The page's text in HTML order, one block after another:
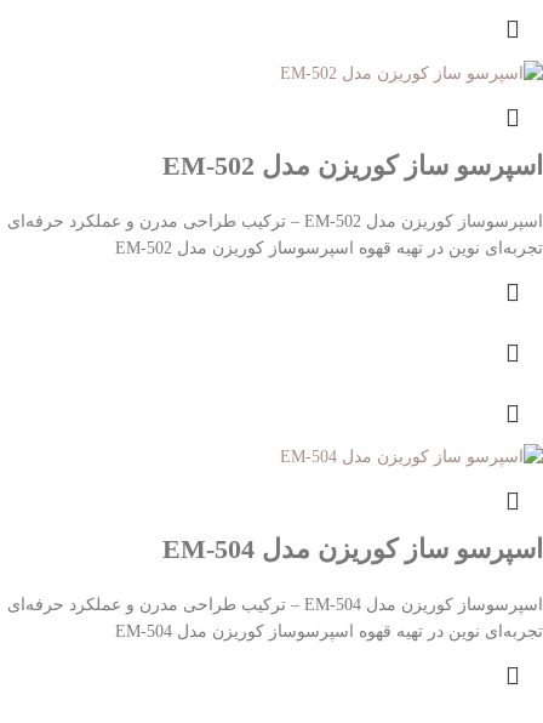
اسپرسو ساز کوریزن مدل EM-502
اسپرسوساز کوریزن مدل EM-502 – ترکیب طراحی مدرن و عملکرد حرفه‌ای
تجربه‌ای نوین در تهیه قهوه اسپرسوساز کوریزن مدل EM-502
اسپرسو ساز کوریزن مدل EM-504
اسپرسوساز کوریزن مدل EM-504 – ترکیب طراحی مدرن و عملکرد حرفه‌ای
تجربه‌ای نوین در تهیه قهوه اسپرسوساز کوریزن مدل EM-504